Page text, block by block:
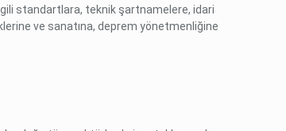
standartlara, teknik şartnamelere, idari
ve sanatına, deprem yönetmenliğine